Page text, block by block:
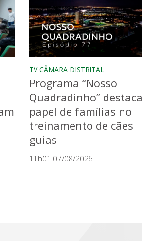
TV CÂMARA DISTRITAL
Programa “Nosso
Quadradinho” destaca
papel de famílias no
treinamento de cães
guias
11h01 07/08/2026